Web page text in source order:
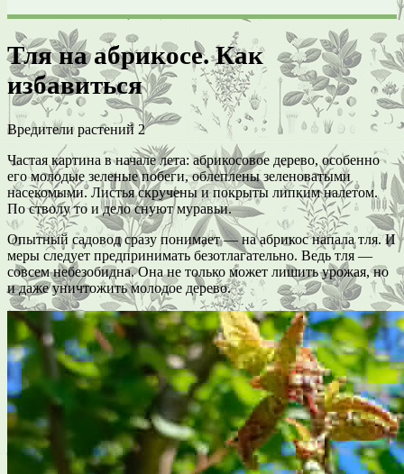
Тля на абрикосе. Как
избавиться
Вредители растений 2
Частая картина в начале лета: абрикосовое дерево, особенно
его молодые зеленые побеги, облеплены зеленоватыми
насекомыми. Листья скручены и покрыты липким налетом.
По стволу то и дело снуют муравьи.
Опытный садовод сразу понимает — на абрикос напала тля. И
меры следует предпринимать безотлагательно. Ведь тля —
совсем небезобидна. Она не только может лишить урожая, но
и даже уничтожить молодое дерево.